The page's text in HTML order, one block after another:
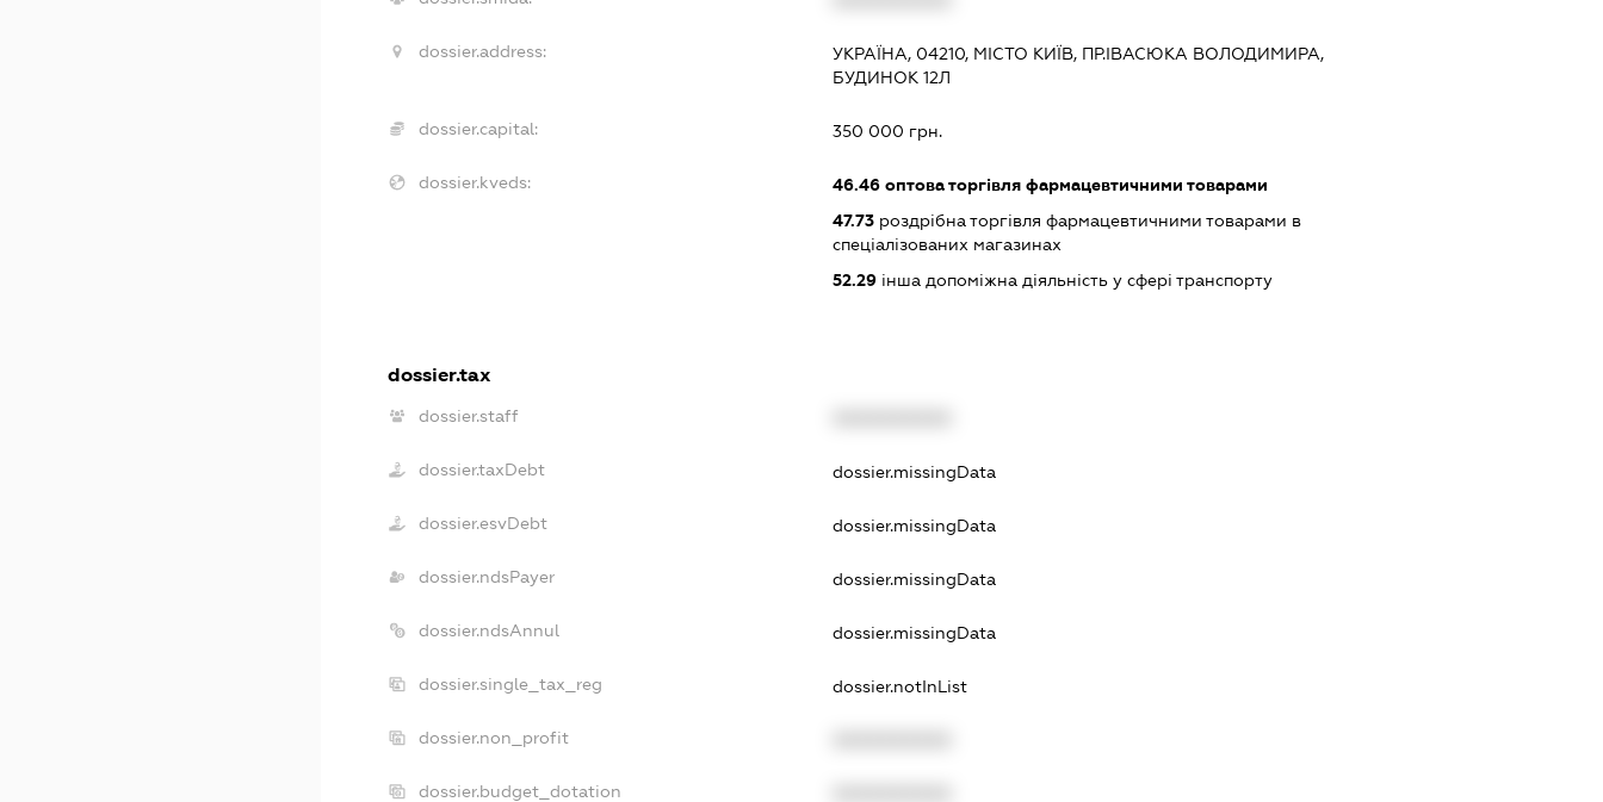
dossier.address:
УКРАЇНА, 04210, МІСТО КИЇВ, ПР.ІВАСЮКА ВОЛОДИМИРА,
БУДИНОК 12Л
dossier.capital: 350 000 грн.
dossier.kveds: 46.46оптова торгівля фармацевтичними товарами
47.73роздрібна торгівля фармацевтичними товарами в
спеціалізованих магазинах
52.29інша допоміжна діяльність у сфері транспорту
dossier.tax
dossier.staff
dossier.taxDebt dossier.missingData
dossier.esvDebt dossier.missingData
dossier.ndsPayer dossier.missingData
dossier.ndsAnnul dossier.missingData
dossier.single_tax_reg dossier.notInList
dossier.non_profit
dossier.budget_dotation